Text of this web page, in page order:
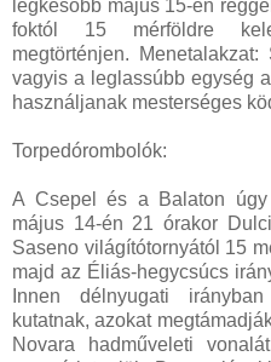
legkésőbb május 15-én
foktól 15 mérföldre
megtörténjen.
vagyis a leglassúbb egység
használjanak mesterséges
Torpedórombolók:
A Csepel és a Balaton
május 14-én 21 órakor
Saseno világítótornyától 15
majd az Éliás-hegycsúcs
Innen délnyugati
kutatnak, azokat
Novara hadműveleti